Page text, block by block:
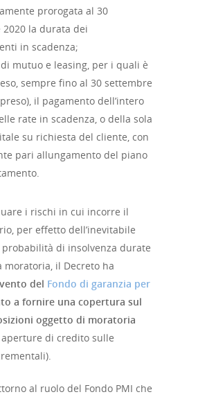
prorogata al 30
la durata dei
in scadenza;
mutuo e leasing, per i quali è
sempre fino al 30 settembre
il pagamento dell’intero
rate in scadenza, o della sola
su richiesta del cliente, con
pari allungamento del piano
i rischi in cui incorre il
per effetto dell’inevitabile
di insolvenza durate
moratoria, il Decreto ha
del Fondo di garanzia per
a fornire una copertura sul
oggetto di moratoria
di credito sulle
al ruolo del Fondo PMI che